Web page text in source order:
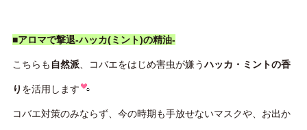
■アロマで撃退-ハッカ(ミント)の精油-
こちらも 自然派、コバエをはじめ害虫が嫌うハッカ・ミントの香
り を活用します
コバエ対策のみならず、今の時期も手放せないマスクや、お出か